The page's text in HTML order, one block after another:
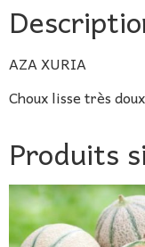
AZA XURIA
Choux lisse très
Produits